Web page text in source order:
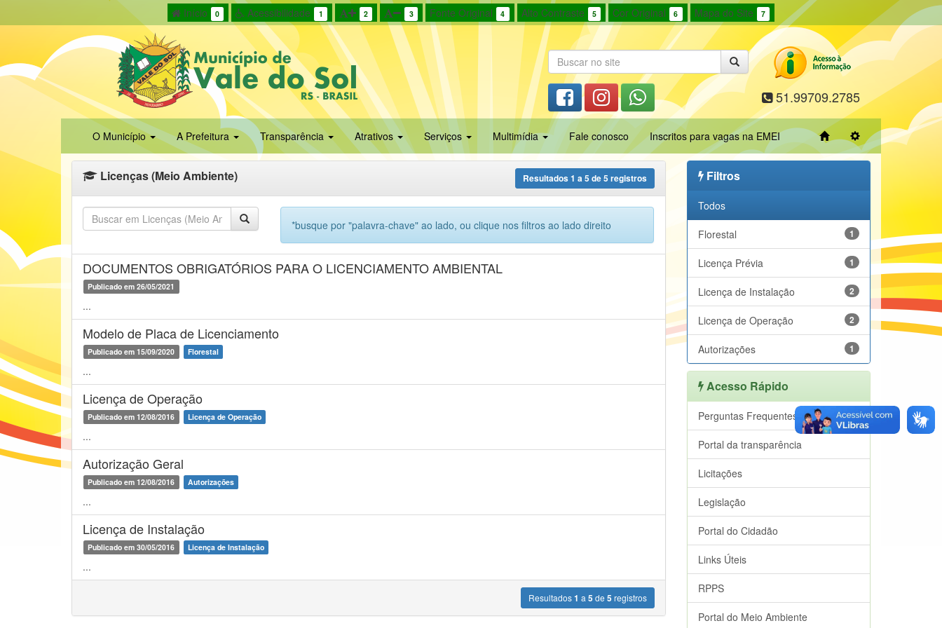
Início 0 Acessibilidade 1 2 3 Fonte Original 4 Alto Contraste 5 Cor Original 6 Mapa do Site 7
51.99709.2785
O Município A Prefeitura Transparência Atrativos Serviços Multimídia Fale conosco Inscritos para vagas na EMEI
Licenças (Meio Ambiente) Resultados1 a5 de5 registros
*busque por "palavra-chave" ao lado, ou clique nos filtros ao lado direito
DOCUMENTOS OBRIGATÓRIOS PARA O LICENCIAMENTO AMBIENTAL
Publicado em 26/05/2021
...
Modelo de Placa de Licenciamento
Publicado em 15/09/2020 Florestal
...
Licença de Operação
Publicado em 12/08/2016 Licença de Operação
...
Autorização Geral
Publicado em 12/08/2016 Autorizações
...
Licença de Instalação
Publicado em 30/05/2016 Licença de Instalação
...
Resultados1 a 5 de 5 registros
Filtros
Todos
1
Florestal
1
Licença Prévia
2
Licença de Instalação
2
Licença de Operação
1
Autorizações
Acesso Rápido
Perguntas Frequentes
Portal da transparência
Licitações
Legislação
Portal do Cidadão
Links Úteis
RPPS
Portal do Meio Ambiente